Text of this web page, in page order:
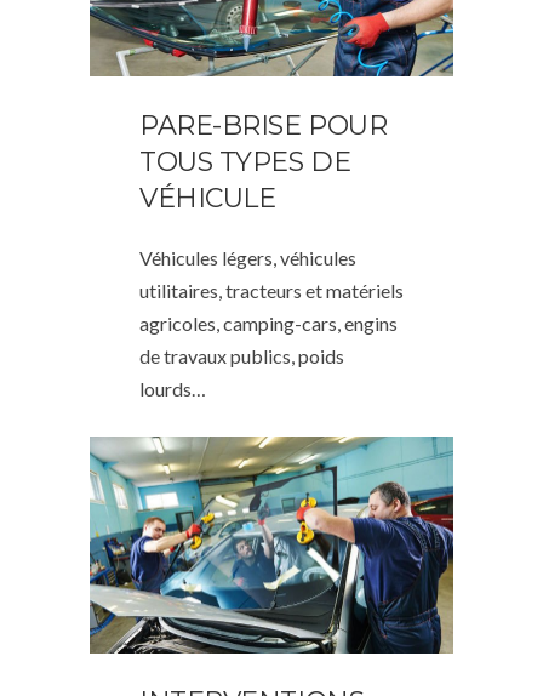
PARE-BRISE POUR
TOUS TYPES DE
VÉHICULE
Véhicules légers, véhicules
utilitaires, tracteurs et matériels
agricoles, camping-cars, engins
de travaux publics, poids
lourds…